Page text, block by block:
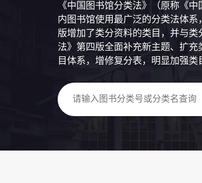
《中国图书馆分类法》（原称《
内图书馆使用最广泛的分类法体
版增加了类分资料的类目，并与类
法》第四版全面补充新主题、扩
目体系，增修复分表，明显加强类